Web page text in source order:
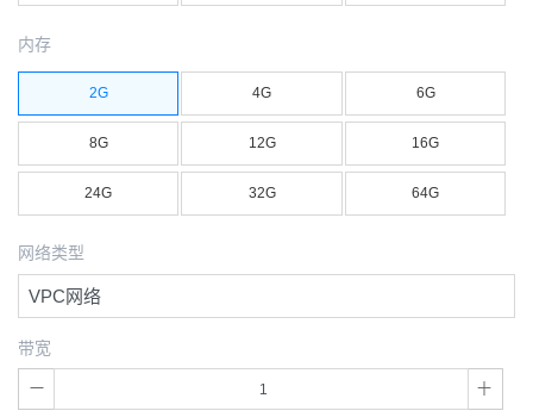
内存
2G 4G 6G
8G 12G 16G
24G 32G 64G
网络类型
VPC网络
带宽